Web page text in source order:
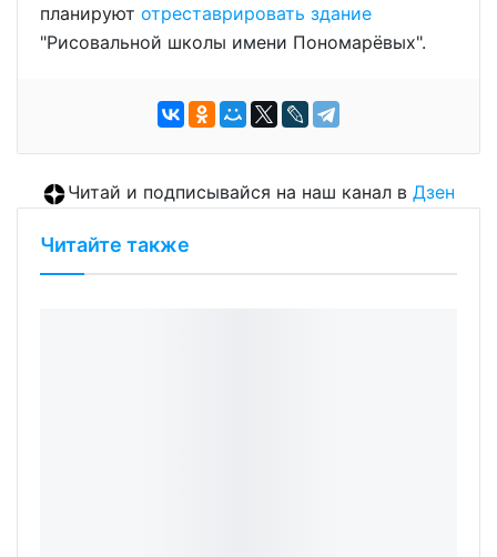
планируют отреставрировать здание
"Рисовальной школы имени Пономарёвых".
Читай и подписывайся на наш канал в Дзен
Читайте также